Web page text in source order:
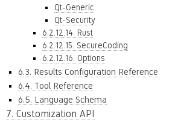
Qt-Generic
Qt-Security
6.2.12.14. Rust
6.2.12.15. SecureCoding
6.2.12.16. Options
6.3. Results Configuration Reference
6.4. Tool Reference
6.5. Language Schema
7. Customization API